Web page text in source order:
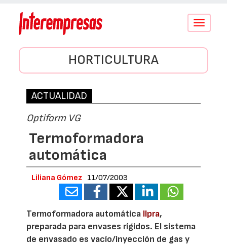
Conmutar
HORTICULTURA
ACTUALIDAD
Optiform VG
Termoformadora
automática
Liliana Gómez 11/07/2003
Termoformadora automática Ilpra,
preparada para envases rígidos. El sistema
de envasado es vacío/inyección de gas y